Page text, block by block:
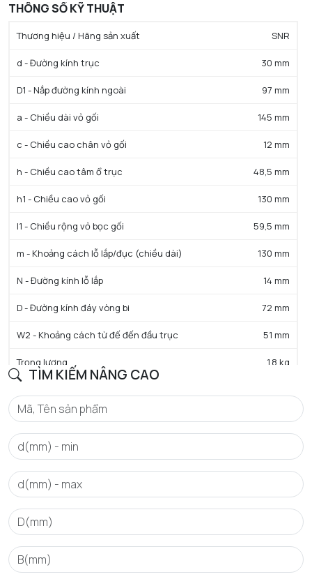
TÌM KIẾM NÂNG CAO
THÔNG SỐ KỸ THUẬT
Thương hiệu / Hãng sản xuất SNR
d - Đường kính trục 30 mm
D1 - Nắp đường kính ngoài 97 mm
a - Chiều dài vỏ gối 145 mm
c - Chiều cao chân vỏ gối 12 mm
h - Chiều cao tâm ổ trục 48,5 mm
h1 - Chiều cao vỏ gối 130 mm
l1 - Chiều rộng vỏ bọc gối 59,5 mm
m - Khoảng cách lỗ lắp/đục (chiều dài) 130 mm
N - Đường kính lỗ lắp 14 mm
D - Đường kính đáy vòng bi 72 mm
W2 - Khoảng cách từ đế đến đầu trục 51 mm
Trọng lượng 1,8 kg
BU LÔNG
G - Bu lông cố định
Bu lông cố định mô-men xoắn được khuyến nghị 65 N-m
Bu lông nắp mô-men xoắn được khuyến nghị
CÁC THÀNH PHẦN LIÊN QUAN - TỔNG QUÁT